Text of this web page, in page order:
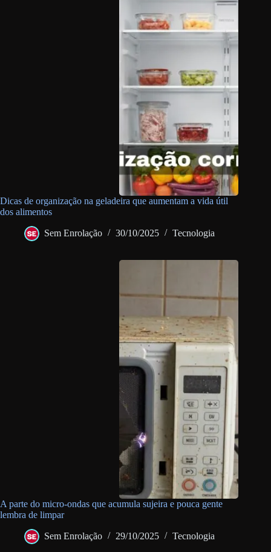
Dicas de organização na geladeira que aumentam a vida útil
dos alimentos
Sem Enrolação 30/10/2025 Tecnologia
A parte do micro-ondas que acumula sujeira e pouca gente
lembra de limpar
Sem Enrolação 29/10/2025 Tecnologia